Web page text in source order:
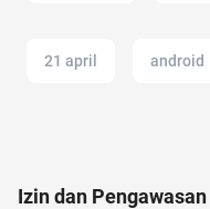
21 april android
Izin dan Pengawasan